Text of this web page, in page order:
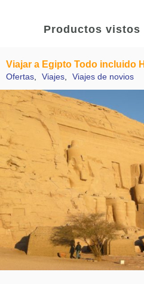
Productos vistos
Viajar a Egipto Todo incluido
Ofertas Viajes Viajes de novios